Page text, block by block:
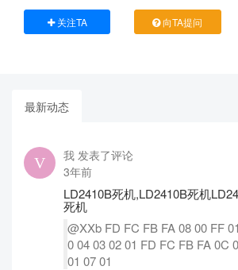
关注TA 向TA提问
最新动态
我 发表了评论
3年前
LD2410B死机,LD2410B死机
死机
@XXb FD FC FB FA 08 00 FF
0 04 03 02 01 FD FC FB FA 0C
01 07 01